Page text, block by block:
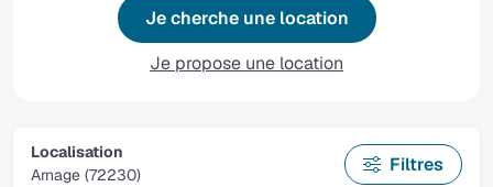
Je cherche une location
Je propose une location
Localisation
Arnage (72230)
Filtres